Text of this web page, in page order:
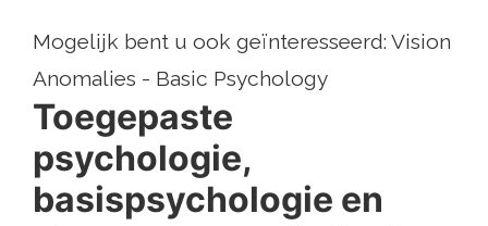
Mogelijk bent u ook geïnteresseerd: Vision
Anomalies - Basic Psychology
Toegepaste
psychologie,
basispsychologie en